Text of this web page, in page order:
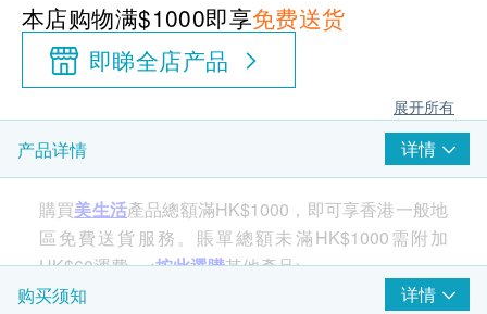
本店购物满$1000即享免费送货
即睇全店产品
展开所有
产品详情 详情
購買美生活產品總額滿HK$1000，即可享香港一般地
區免費送貨服務。賬單總額未滿HK$1000需附加
HK$60運費。<按此選購其他產品>
购买须知 详情